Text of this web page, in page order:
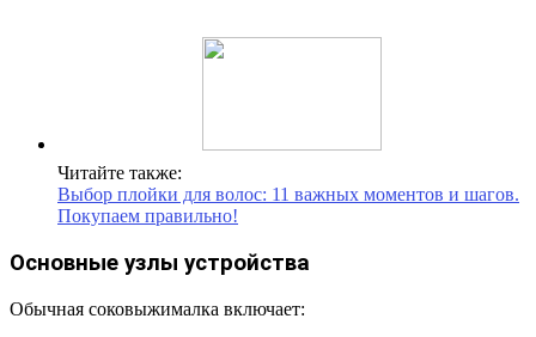
Читайте также:
Выбор плойки для волос: 11 важных моментов и шагов.
Покупаем правильно!
Основные узлы устройства
Обычная соковыжималка включает: